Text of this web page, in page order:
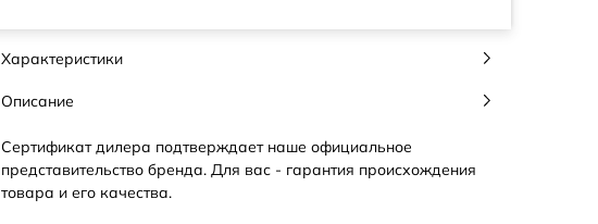
Характеристики
Описание
Сертификат дилера подтверждает наше официальное
представительство бренда. Для вас - гарантия происхождения
товара и его качества.